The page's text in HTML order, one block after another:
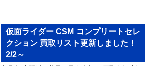
仮面ライダー CSM コンプリートセレ
クション 買取リスト更新しました！
2/2～